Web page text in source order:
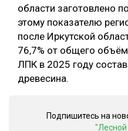
области заготовлено
этому показателю
после Иркутской
76,7% от общего
ЛПК в 2025 году
древесина.
Подпишитесь на
"Лесной